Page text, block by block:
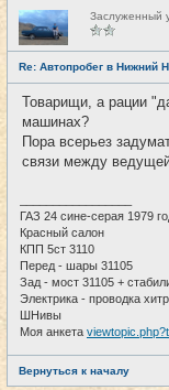
Н
е
в
с
е
т
и
Заслуженный
Re: Автопробег в Нижний
Товарищи, а рации
машинах?
Пора всерьез
связи между
ГАЗ 24 сине-серая 1979
Красный салон
КПП 5ст 3110
Перед - шары 31105
Зад - мост 31105 +
Электрика - проводка
ШНивы
Моя анкета
Вернуться к началу